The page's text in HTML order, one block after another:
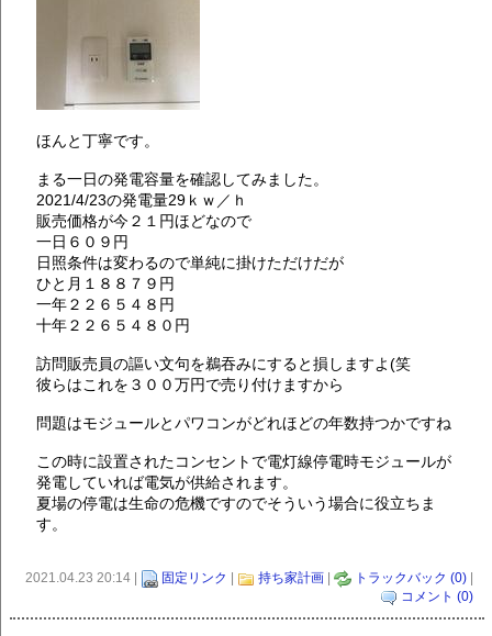
ほんと丁寧です。
まる一日の発電容量を確認してみました。
2021/4/23の発電量29ｋｗ／ｈ
販売価格が今２１円ほどなので
一日６０９円
日照条件は変わるので単純に掛けただけだが
ひと月１８８７９円
一年２２６５４８円
十年２２６５４８０円
訪問販売員の謳い文句を鵜吞みにすると損しますよ(笑
彼らはこれを３００万円で売り付けますから
問題はモジュールとパワコンがどれほどの年数持つかですね
この時に設置されたコンセントで電灯線停電時モジュールが
発電していれば電気が供給されます。
夏場の停電は生命の危機ですのでそういう場合に役立ちま
す。
2021.04.23 20:14 | 固定リンク | 持ち家計画 | トラックバック (0) |
コメント (0)